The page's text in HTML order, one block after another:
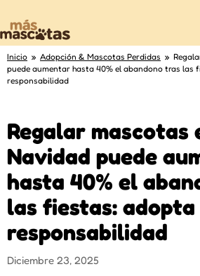
Inicio » Adopción & Mascotas Perdidas »
puede aumentar hasta 40% el abandono tras las
responsabilidad
Regalar mascotas
Navidad puede
hasta 40% el
las fiestas: adopta
responsabilidad
Diciembre 23, 2025